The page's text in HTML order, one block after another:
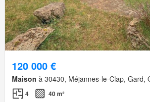
120 000 €
Maison à 30430, Méjannes-le-Clap, Gard,
4 40 m²